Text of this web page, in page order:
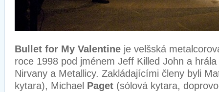
Bullet for My Valentine je velšská
roce 1998 pod jménem Jeff Killed John a
Nirvany a Metallicy. Zakládajícími členy byli
kytara), Michael Paget (sólová kytara,